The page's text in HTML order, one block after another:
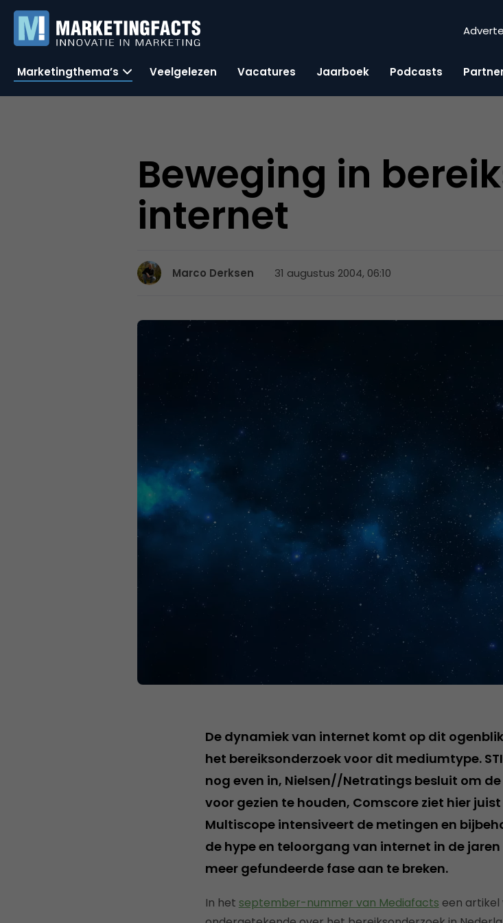
Marketingthema’s Veelgelezen Vacatures Jaarboek Podcasts
Beweging in
internet
Marco Derksen 31 augustus 2004, 06:10
De dynamiek van internet komt op dit
het bereiksonderzoek voor dit mediumtype.
nog even in, Nielsen//Netratings besluit om
voor gezien te houden, Comscore ziet hier
Multiscope intensiveert de metingen en
de hype en teloorgang van internet in de jaren
meer gefundeerde fase aan te breken.
In het september-nummer van Mediafacts een artikel